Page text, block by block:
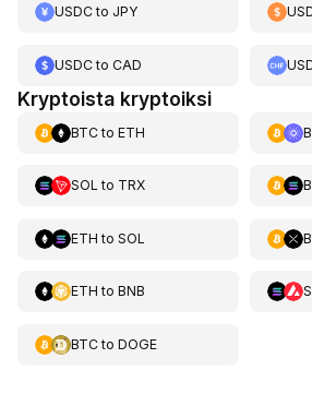
USDCto JPY
USDCto CAD
Kryptoista kryptoiksi
BTCto ETH
SOL to TRX
ETH to SOL
ETH to BNB
BTCto DOGE